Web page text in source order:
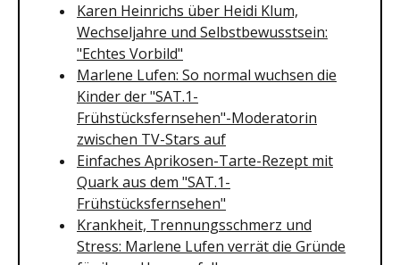
Karen Heinrichs über Heidi Klum,
Wechseljahre und Selbstbewusstsein:
"Echtes Vorbild"
Marlene Lufen: So normal wuchsen die
Kinder der "SAT.1-
Frühstücksfernsehen"-Moderatorin
zwischen TV-Stars auf
Einfaches Aprikosen-Tarte-Rezept mit
Quark aus dem "SAT.1-
Frühstücksfernsehen"
Krankheit, Trennungsschmerz und
Stress: Marlene Lufen verrät die Gründe